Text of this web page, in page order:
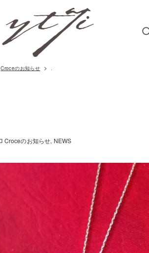
Croceのお知らせ .
Croceのお知らせ NEWS